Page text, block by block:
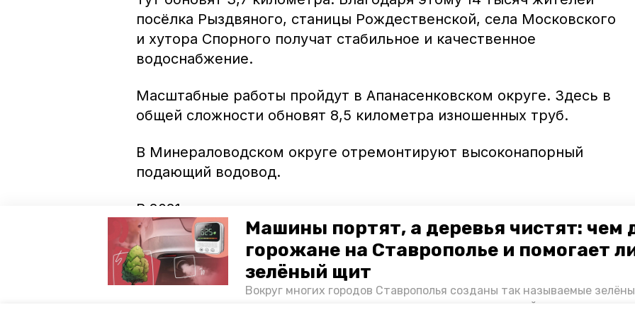
Машины портят, а деревья чистят: чем
горожане на Ставрополье и помогает
зелёный щит
Вокруг многих городов Ставрополья созданы так называемые
лесопарковые зоны, снижающие негативное воздействие выхлопных
посёлка Рыздвяного, станицы Рождественской, села Московского
и хутора Спорного получат стабильное и качественное
водоснабжение.
Масштабные работы пройдут в Апанасенковском округе. Здесь в
общей сложности обновят 8,5 километра изношенных труб.
В Минераловодском округе отремонтируют высоконапорный
подающий водовод.
В 2021 году также планируют реализовать несколько проектов в
рамках регпроекта «Чистая вода», входящего в нацпроект «Жильё
и городская среда», федеральных программ по развитию
Северного Кавказа, комплексного развития сельских территорий,
а также краевых программ.